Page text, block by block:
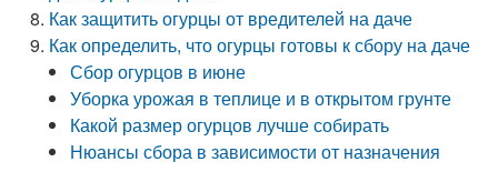
Как защитить огурцы от вредителей на даче
Как определить, что огурцы готовы к сбору на даче
Сбор огурцов в июне
Уборка урожая в теплице и в открытом грунте
Какой размер огурцов лучше собирать
Нюансы сбора в зависимости от назначения